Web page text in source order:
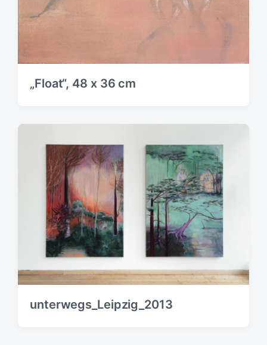
„Float“, 48 x 36 cm
unterwegs_Leipzig_2013